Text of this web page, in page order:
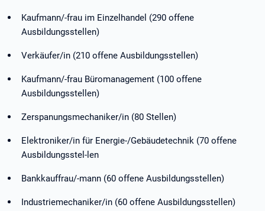
Kaufmann/-frau im Einzelhandel (290 offene
Ausbildungsstellen)
Verkäufer/in (210 offene Ausbildungsstellen)
Kaufmann/-frau Büromanagement (100 offene
Ausbildungsstellen)
Zerspanungsmechaniker/in (80 Stellen)
Elektroniker/in für Energie-/Gebäudetechnik (70 offene
Ausbildungsstel-len
Bankkauffrau/-mann (60 offene Ausbildungsstellen)
Industriemechaniker/in (60 offene Ausbildungsstellen)